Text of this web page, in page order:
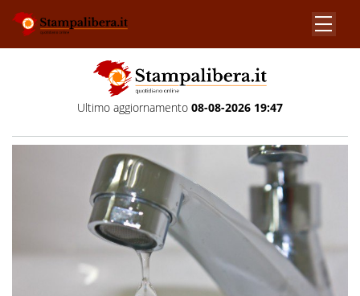
Ultimo aggiornamento 08-08-2026 19:47